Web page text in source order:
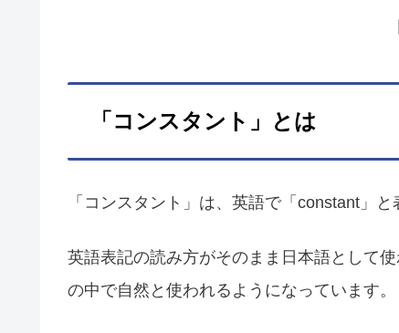
「コンスタント」とは
「コンスタント」は、英語で「constant」と
英語表記の読み方がそのまま日本語として
の中で自然と使われるようになっています。